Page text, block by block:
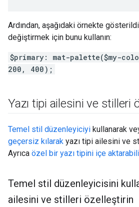
Ardından, aşağıdaki örnekte
değiştirmek için bunu kullanın:
$primary: mat-palette($my-
200, 400);
Yazı tipi ailesini ve stilleri
Temel stil düzenleyiciyi kullanarak
geçersiz kılarak yazı tipi ailesini ve
Ayrıca özel bir yazı tipini içe
Temel stil düzenleyicisini
ailesini ve stilleri özelleştirin